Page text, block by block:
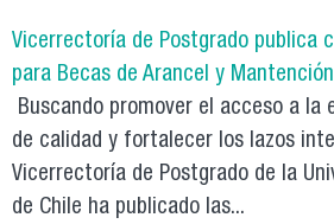
Vicerrectoría de Postgrado publica
para Becas de Arancel y
Buscando promover el acceso a la
de calidad y fortalecer los lazos
Vicerrectoría de Postgrado de la
de Chile ha publicado las...